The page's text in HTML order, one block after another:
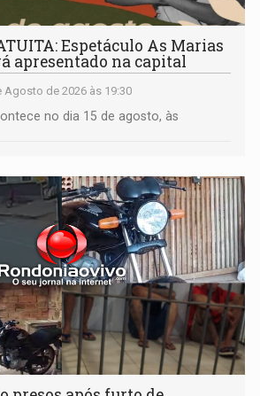
Espetáculo As Marias
apresentado na capital
Agosto de 2026 às 19:30
no dia 15 de agosto, às